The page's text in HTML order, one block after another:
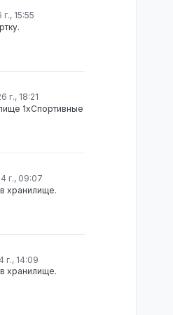
15:55
г., 18:21
1xСпортивные
г., 09:07
хранилище.
г., 14:09
хранилище.